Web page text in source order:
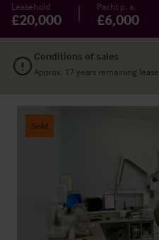
Leasehold
£20,000
Pacht p. a.
£6,000
Conditions of sales
Approx. 17 years remaining lease
Sold